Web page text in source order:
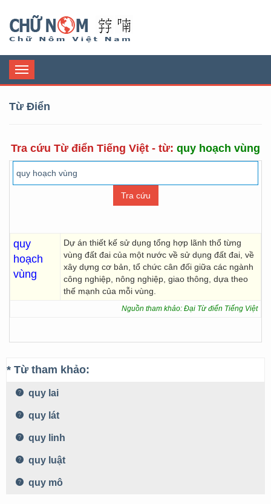
Toggle
navigation
Từ Điển
Tra cứu Từ điển Tiếng Việt - từ: quy hoạch vùng
quy
hoạch
vùng
Dự án thiết kế sử dụng tổng hợp lãnh thổ từng
vùng đất đai của một nước về sử dụng đất đai, về
xây dựng cơ bản, tổ chức cân đối giữa các ngành
công nghiệp, nông nghiệp, giao thông, dựa theo
thế mạnh của mỗi vùng.
Nguồn tham khảo: Đại Từ điển Tiếng Việt
* Từ tham khảo:
quy lai
quy lát
quy linh
quy luật
quy mô